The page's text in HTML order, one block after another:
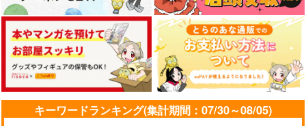
サンプル
作品詳細
サンプル
作品詳細
サンプル
作品詳細
キーワードランキング(集計期間：07/30～08/05)